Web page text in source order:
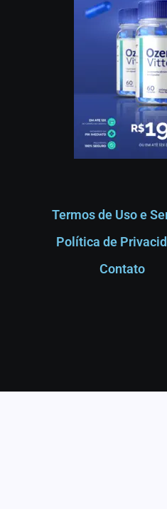
Termos de Uso e
Política de
Contato